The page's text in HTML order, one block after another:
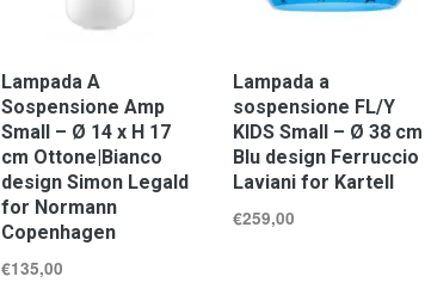
Lampada A
Sospensione Amp
Small – Ø 14 x H 17
cm Ottone|Bianco
design Simon Legald
for Normann
Copenhagen
€135,00
Lampada a
sospensione FL/Y
KIDS Small – Ø 38 cm
Blu design Ferruccio
Laviani for Kartell
€259,00